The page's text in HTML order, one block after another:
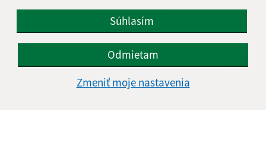
Súhlasím
Odmietam
Zmeniť moje nastavenia
+421 51 7911 306
IČO: 00327981